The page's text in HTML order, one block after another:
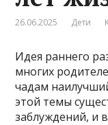
26.06.2025 Дети
Идея раннего
многих
чадам
этой темы
заблуждений, и